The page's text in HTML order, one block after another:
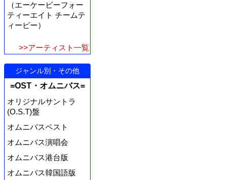
（エーケービーフォー
ティーエイト チームテ
ィーピー）
>>アーティスト一覧
ジャンル別・その他
=OST・オムニバス=
オリジナルサントラ
(O.S.T)盤
オムニバスベスト
オムニバス演唱会
オムニバス港台版
オムニバス韓国語版